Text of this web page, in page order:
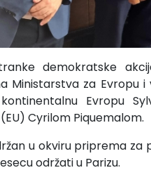
demokratske
Ministarstva za Evropu
Evropu
Cyrilom Piquemalom.
u okviru priprema za
održati u Parizu.